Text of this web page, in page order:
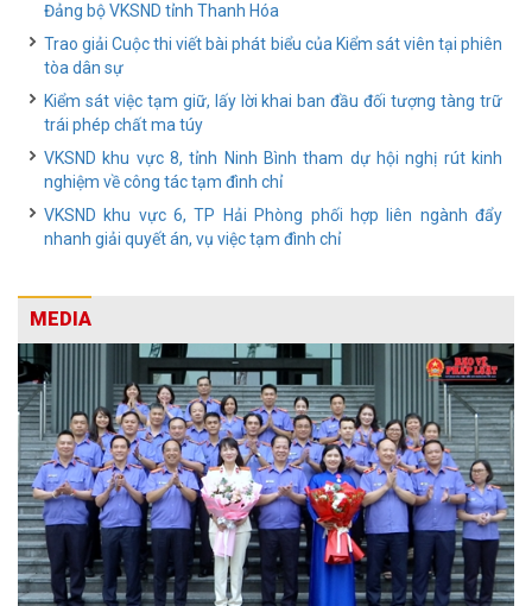
Đảng bộ VKSND tỉnh Thanh Hóa
Trao giải Cuộc thi viết bài phát biểu của Kiểm sát viên tại phiên
tòa dân sự
Kiểm sát việc tạm giữ, lấy lời khai ban đầu đối tượng tàng trữ
trái phép chất ma túy
VKSND khu vực 8, tỉnh Ninh Bình tham dự hội nghị rút kinh
nghiệm về công tác tạm đình chỉ
VKSND khu vực 6, TP Hải Phòng phối hợp liên ngành đẩy
nhanh giải quyết án, vụ việc tạm đình chỉ
MEDIA